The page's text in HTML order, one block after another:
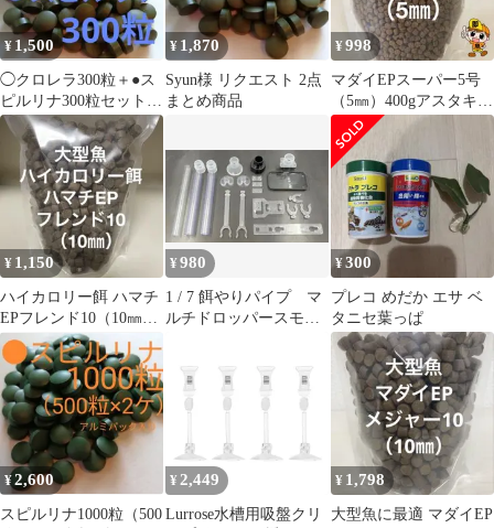
¥ 1,500
◯クロレラ300粒＋●ス
ピルリナ300粒セット
メダカ プレコ ヌマ
エビ エサ
¥ 1,870
Syun様 リクエスト 2点
まとめ商品
¥998
マダイEPスーパー5号
（5㎜）400gアスタキサ
ンチン配合 ザリガニに
も有効です
¥ 1,150
ハイカロリー餌 ハマチ
EPフレンド10（10㎜）
500g 大型魚に最適な餌
沈下
¥980
1 / 7 餌やりパイプ マ
ルチドロッパースモー
¥300
プレコ めだか エサ ベ
タニセ葉っぱ
¥2,600
スピルリナ1000粒（500
¥ 2,449
Lurrose水槽用吸盤クリ
¥ 1,798
大型魚に最適 マダイEP